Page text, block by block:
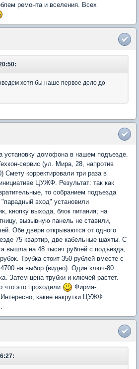
ремонта и вселения. Всех
хотя бы наше первое дело до
установку домофона в нашем подъезде.
сервис (ул. Мира, 28, напротив
Смету корректировали три раза в
ЦУЖФ. Результат: так как
то собранием подъезда
вход" установили
кнопку выхода, блок питания; на
вызывную панель не ставили,
Обе двери открываются от одного
75 квартир, две кабельные шахты. С
вышла на 48 тысяч рублей с подъезда,
Трубка стоит 350 рублей вместе с
4700 на выбор (видео). Один ключ-80
Затем цена трубки и ключей растет.
это проходили
Фирма-
какие накрутки ЦУЖФ